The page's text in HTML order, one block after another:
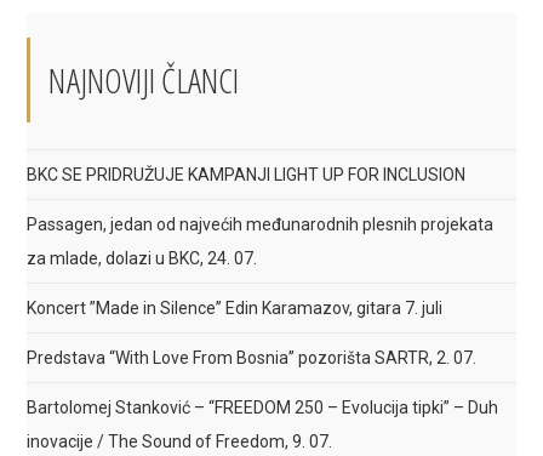
NAJNOVIJI ČLANCI
BKC SE PRIDRUŽUJE KAMPANJI LIGHT UP FOR INCLUSION
Passagen, jedan od najvećih međunarodnih plesnih projekata
za mlade, dolazi u BKC, 24. 07.
Koncert ”Made in Silence” Edin Karamazov, gitara 7. juli
Predstava “With Love From Bosnia” pozorišta SARTR, 2. 07.
Bartolomej Stanković – “FREEDOM 250 – Evolucija tipki” – Duh
inovacije / The Sound of Freedom, 9. 07.